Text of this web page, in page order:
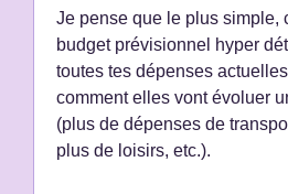
Je pense que le plus simple,
budget prévisionnel hyper
toutes tes dépenses
comment elles vont évoluer
(plus de dépenses de
plus de loisirs, etc.).